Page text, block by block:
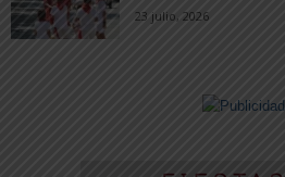
23 julio, 2026